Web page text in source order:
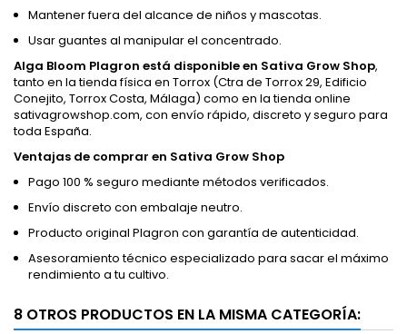
Mantener fuera del alcance de niños y mascotas.
Usar guantes al manipular el concentrado.
Alga Bloom Plagron está disponible en Sativa Grow Shop,
tanto en la tienda física en Torrox (Ctra de Torrox 29, Edificio
Conejito, Torrox Costa, Málaga) como en la tienda online
sativagrowshop.com, con envío rápido, discreto y seguro para
toda España.
Ventajas de comprar en Sativa Grow Shop
Pago 100 % seguro mediante métodos verificados.
Envío discreto con embalaje neutro.
Producto original Plagron con garantía de autenticidad.
Asesoramiento técnico especializado para sacar el máximo
rendimiento a tu cultivo.
8 OTROS PRODUCTOS EN LA MISMA CATEGORÍA: